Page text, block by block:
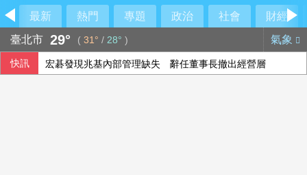
最新 熱門 專題 政治 社會
財經
臺北市 29° ( 31° / 28° ) 氣象
快訊 宏碁發現兆基內部管理缺失 辭任董事長撤出經營層